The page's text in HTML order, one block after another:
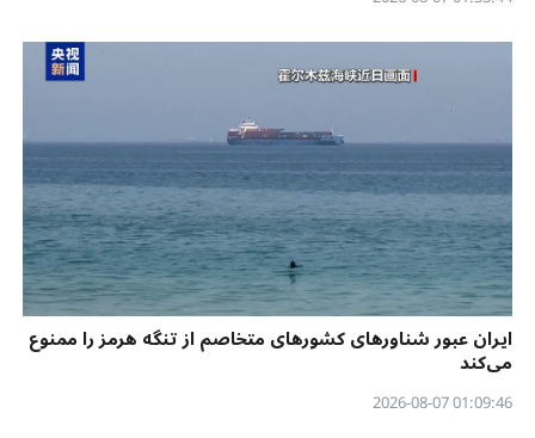
ایران عبور شناورهای کشورهای متخاصم از تنگه هرمز را ممنوع
می‌کند
01:09:46 2026-08-07